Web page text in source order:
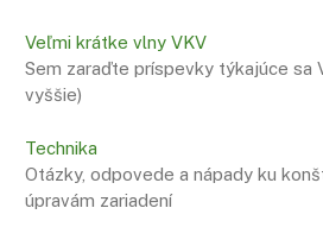
Veľmi krátke vlny VKV
Sem zaraďte príspevky týkajúce sa
vyššie)
Technika
Otázky, odpovede a nápady ku
úpravám zariadení